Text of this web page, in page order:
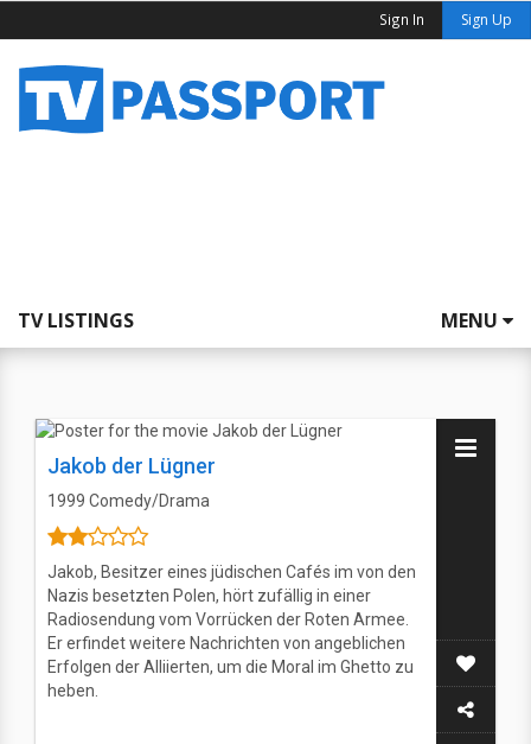
Sign In Sign Up
TV LISTINGS MENU
Jakob der Lügner
1999 Comedy/Drama
Jakob, Besitzer eines jüdischen Cafés im von den
Nazis besetzten Polen, hört zufällig in einer
Radiosendung vom Vorrücken der Roten Armee.
Er erfindet weitere Nachrichten von angeblichen
Erfolgen der Alliierten, um die Moral im Ghetto zu
heben.